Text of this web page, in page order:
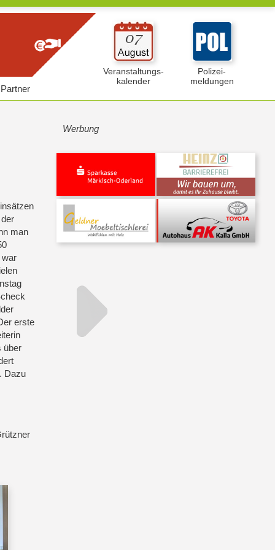
Veranstaltungs-
kalender
Polizei-
meldungen
Partner
man
war
erste
über
Dazu
Werbung